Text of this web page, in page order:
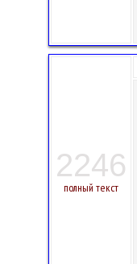
2246
полный текст